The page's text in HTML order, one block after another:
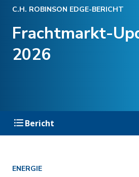
C.H. ROBINSON EDGE-BERICHT
Frachtmarkt-
2026
Bericht
ENERGIE